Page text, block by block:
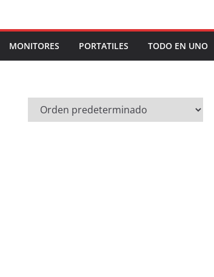
MONITORES PORTATILES TODO EN UNO